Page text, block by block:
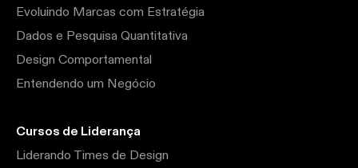
Evoluindo Marcas com Estratégia
Dados e Pesquisa Quantitativa
Design Comportamental
Entendendo um Negócio
Cursos de Liderança
Liderando Times de Design